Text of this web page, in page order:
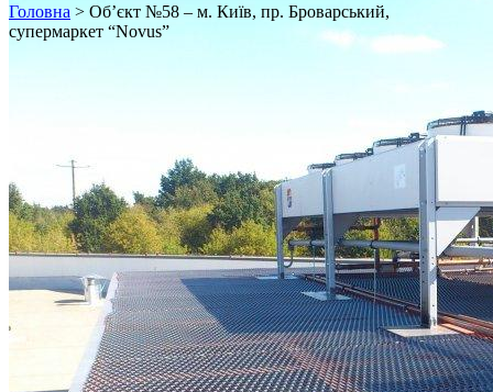
Головна > Об’єкт №58 – м. Київ, пр. Броварський,
супермаркет “Novus”